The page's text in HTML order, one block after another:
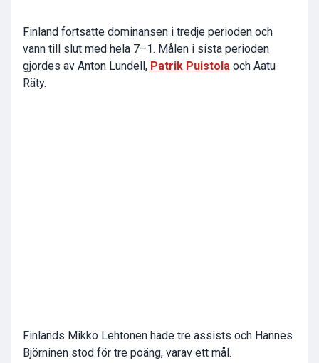
Finland fortsatte dominansen i tredje perioden och
vann till slut med hela 7–1. Målen i sista perioden
gjordes av Anton Lundell, Patrik Puistola och Aatu
Räty.
Finlands Mikko Lehtonen hade tre assists och Hannes
Björninen stod för tre poäng, varav ett mål.